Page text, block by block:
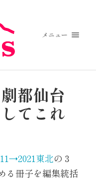
メニュー
都仙台
てこれ
東北の３
る冊子を編集統括